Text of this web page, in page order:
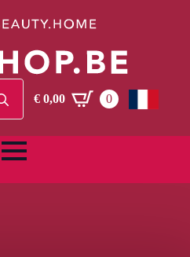
for:€0,00 0